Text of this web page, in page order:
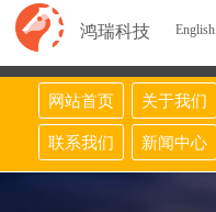
鸿瑞科技 English
网站首页 关于我们
联系我们 新闻中心